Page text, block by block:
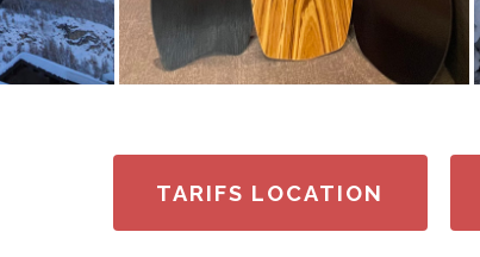
TARIFS LOCATION